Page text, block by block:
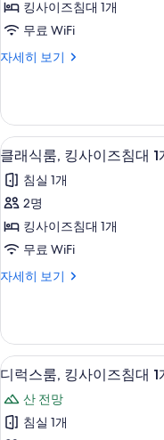
사
즈
대
개,
수
영
장
전
망
모
두
보
기
킹사이즈침대 1개
무료 WiFi
자세히 보기
디
킹
사
이
침
대
개,
수
장
세
히
보
기
클
래
식
룸,
킹
이
침
대
1
개
사
4
클래식룸, 킹사이즈침대 1
침실 1개
2명
킹사이즈침대 1개
무료 WiFi
자세히 보기
클
킹
사
이
즈
침
대
디
럭
스
룸,
4
디럭스룸, 킹사이즈침대
산 전망
침실 1개